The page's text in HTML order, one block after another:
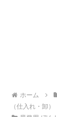
ホーム
（仕入れ・卸）